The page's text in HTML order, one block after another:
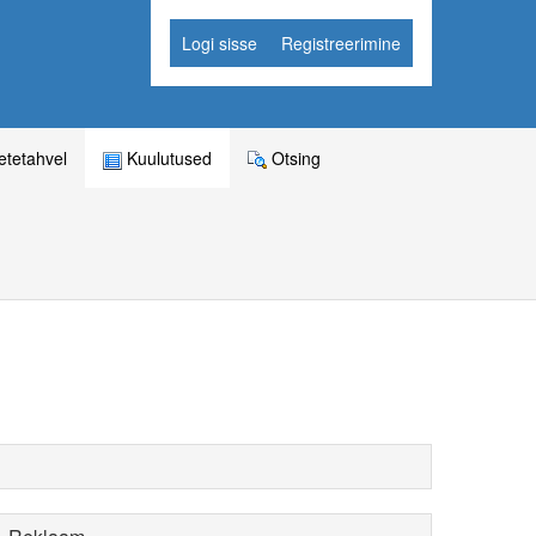
Logi sisse Registreerimine
Kuulutused Otsing